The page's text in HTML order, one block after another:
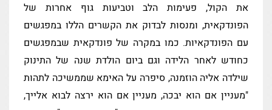
את הקול, פעימות הלב וטביעות גוף אחרות של
הפונדקאית, ומנסות לבדוק את הקשרים הללו במפגשים
עם הפונדקאיות. כמו במקרה של פונדקאית שבמפגשים
כחודש לאחר הלידה וגם ביום הולדת שנה של התינוק
שילדה אליה הוזמנה, סיפרה על האימא שממשיכה לתהות
"מעניין אם הוא יבכה, מעניין אם הוא ירצה לבוא אלייך,